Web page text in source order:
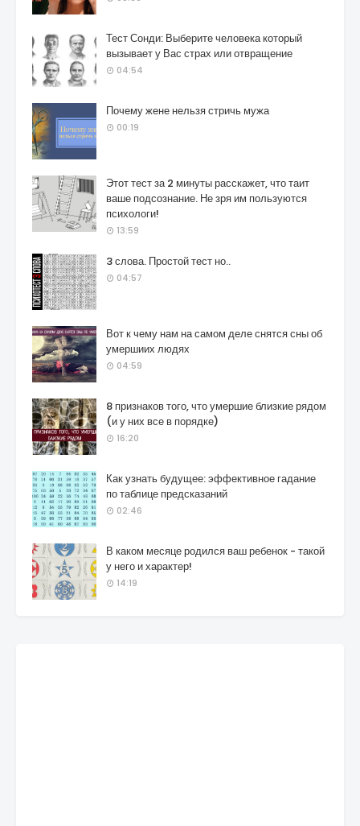
Тест Сонди: Выберите человека который
вызывает у Вас страх или отвращение
04:54
Почему жене нельзя стричь мужа
00:19
Этот тест за 2 минуты расскажет, что таит
ваше подсознание. Не зря им пользуются
психологи!
13:59
3 слова. Простой тест но..
04:57
Вот к чему нам на самом деле снятся сны об
умершиих людях
04:59
8 признаков того, что умершие близкие рядом
(и у них все в порядке)
16:20
Как узнать будущее: эффективное гадание
по таблице предсказаний
02:46
В каком месяце родился ваш ребенок - такой
у него и характер!
14:19